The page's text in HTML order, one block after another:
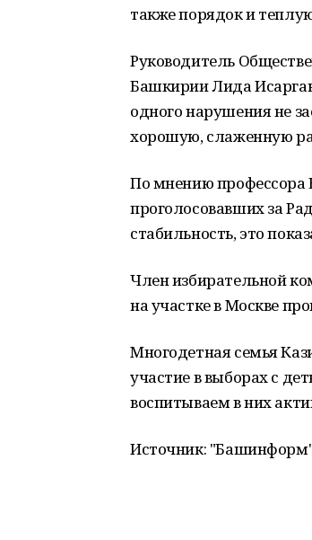
также порядок и
Руководитель
Башкирии Лида
одного нарушения не
хорошую, слаженную
По мнению профессора
проголосовавших за
стабильность, это
Член избирательной
на участке в Москве
Многодетная семья
участие в выборах с
воспитываем в них
Источник: